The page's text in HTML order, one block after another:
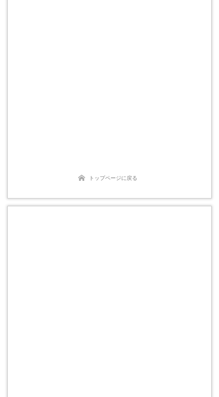
トップページに戻る